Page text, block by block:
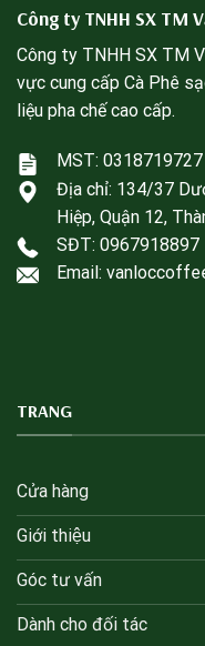
Công ty TNHH SX TM
Công ty TNHH SX TM
vực cung cấp Cà Phê
liệu pha chế cao cấp.
MST: 0318719727
Địa chỉ: 134/37
Hiệp, Quận 12,
SĐT: 0967918897
Email:
TRANG
Cửa hàng
Giới thiệu
Góc tư vấn
Dành cho đối tác